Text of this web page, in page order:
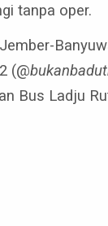
tanpa oper.
(@
Bus Ladju